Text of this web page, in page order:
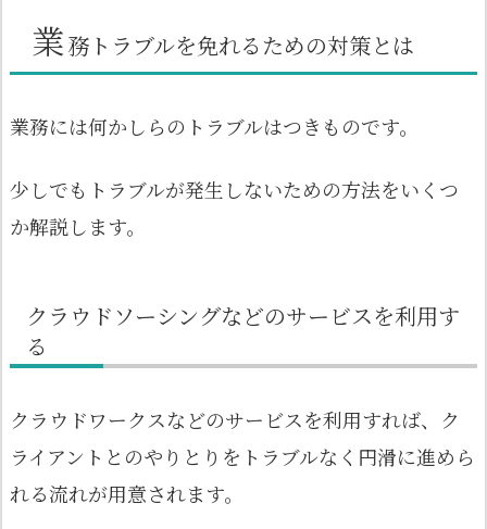
業務トラブルを免れるための対策とは
業務には何かしらのトラブルはつきものです。
少しでもトラブルが発生しないための方法をいくつ
か解説します。
クラウドソーシングなどのサービスを利用す
る
クラウドワークスなどのサービスを利用すれば、ク
ライアントとのやりとりをトラブルなく円滑に進めら
れる流れが用意されます。